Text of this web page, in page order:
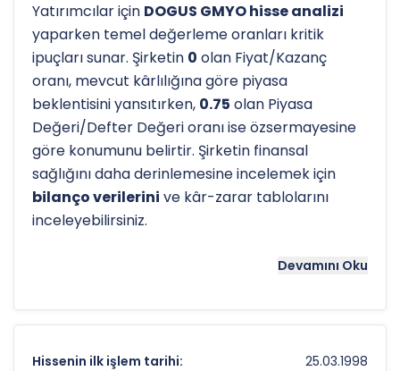
Yatırımcılar için DOGUS GMYO hisse analizi
yaparken temel değerleme oranları kritik
ipuçları sunar. Şirketin 0 olan Fiyat/Kazanç
oranı, mevcut kârlılığına göre piyasa
beklentisini yansıtırken, 0.75 olan Piyasa
Değeri/Defter Değeri oranı ise özsermayesine
göre konumunu belirtir. Şirketin finansal
sağlığını daha derinlemesine incelemek için
bilanço verilerini ve kâr-zarar tablolarını
inceleyebilirsiniz.
Hissenin uzun vadeli trendini ve potansiyel
analizgöstergeleri önemli bir araçtır. Hissenin
49.3 TLolan 52 haftalık zirvesi ve26.5 TLolan
dip seviyesi, analistlerin
Devamını Oku
Hissenin ilk işlem tarihi: 25.03.1998